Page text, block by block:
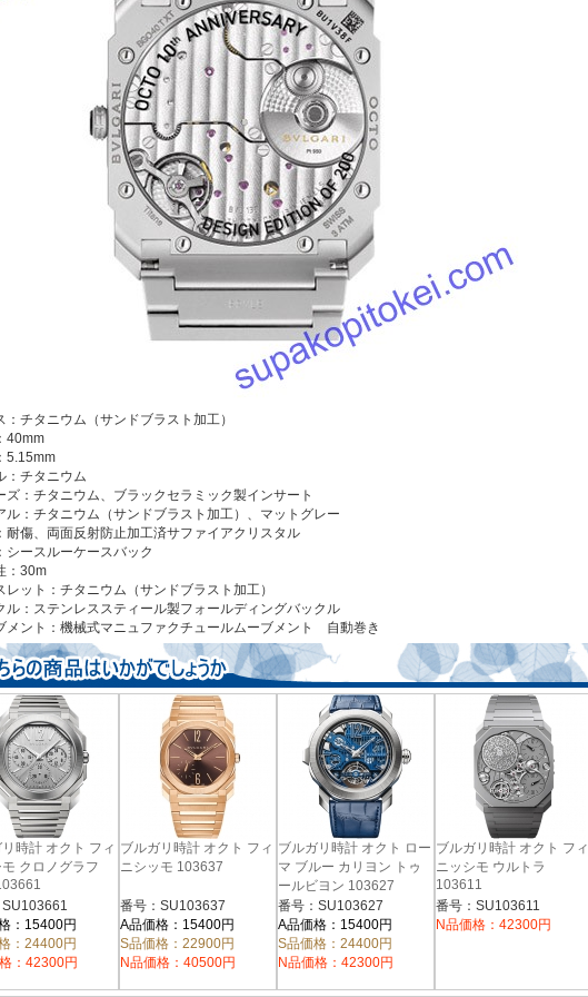
：チタニウム（サンドブラスト加工）
40mm
5.15mm
：チタニウム
ズ：チタニウム、ブラックセラミック製インサート
ル：チタニウム（サンドブラスト加工）、マットグレー
耐傷、両面反射防止加工済サファイアクリスタル
シースルーケースバック
：30m
レット：チタニウム（サンドブラスト加工）
ル：ステンレススティール製フォールディングバックル
メント：機械式マニュファクチュールムーブメント 自動巻き
時計 オクト フィ
クロノグラフ
：15400円
：24400円
：42300円
ブルガリ時計 オクト フィ
ニシッモ 103637
番号：SU103637
A品価格：15400円
S品価格：22900円
N品価格：40500円
ブルガリ時計 オクト ロー
マ ブルー カリヨン トゥ
ールビヨン 103627
番号：SU103627
A品価格：15400円
S品価格：24400円
N品価格：42300円
ブルガリ時計 オクト フィ
ニッシモ ウルトラ
103611
番号：SU103611
N品価格：42300円